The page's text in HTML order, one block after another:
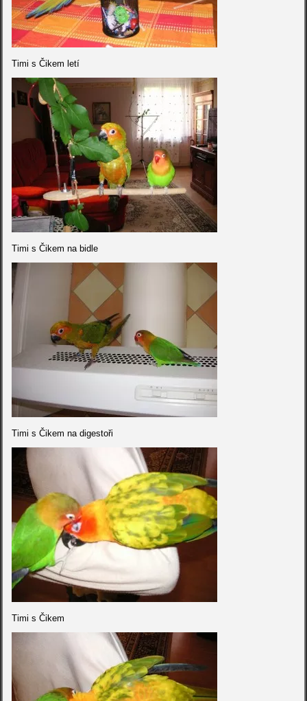
Timi s Čikem letí
Timi s Čikem na bidle
Timi s Čikem na digestoři
Timi s Čikem